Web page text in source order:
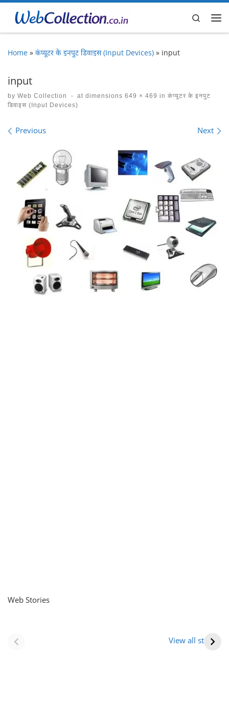
Skip to content
Search
Home » कंप्यूटर के इनपुट डिवाइस (Input Devices) » input
input
by Web Collection - at dimensions 649 × 469 in कंप्यूटर के इनपुट
डिवाइस (Input Devices)
Images navigation
Previous Next
Web Stories
View all stories
(राजस्थान) |
आभूषण (women’s